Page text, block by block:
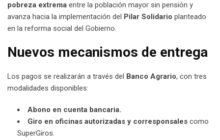
pobreza extrema entre la población mayor sin pensión y
avanza hacia la implementación del Pilar Solidario planteado
en la reforma social del Gobierno.
Nuevos mecanismos de entrega
Los pagos se realizarán a través del Banco Agrario, con tres
modalidades disponibles:
Abono en cuenta bancaria.
Giro en oficinas autorizadas y corresponsales como
SuperGiros.